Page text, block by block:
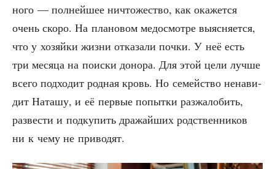
но­го — пол­ней­шее ничто­же­ство, как ока­жет­ся
очень ско­ро. На пла­но­вом мед­осмот­ре выяс­ня­ет­ся,
что у хозяй­ки жиз­ни отка­за­ли поч­ки. У неё есть
три меся­ца на поис­ки доно­ра. Для этой цели луч­ше
все­го под­хо­дит род­ная кровь. Но семей­ство нена­ви­
дит Ната­шу, и её пер­вые попыт­ки раз­жа­ло­бить,
раз­ве­сти и под­ку­пить дра­жай­ших род­ствен­ни­ков
ни к чему не приводят.